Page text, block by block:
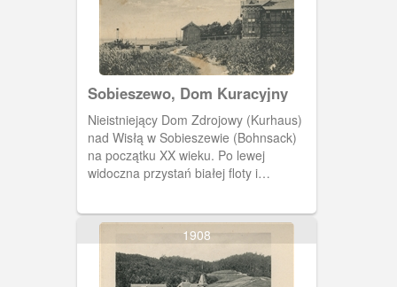
Sobieszewo, Dom Kuracyjny
Nieistniejący Dom Zdrojowy (Kurhaus)
nad Wisłą w Sobieszewie (Bohnsack)
na początku XX wieku. Po lewej
widoczna przystań białej floty i
1908